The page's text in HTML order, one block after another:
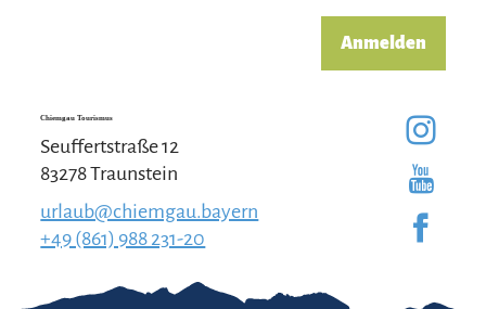
Anmelden
Chiemgau Tourismus
Seuffertstraße 12
83278 Traunstein
urlaub@chiemgau.bayern
+49 (861) 988 231-20